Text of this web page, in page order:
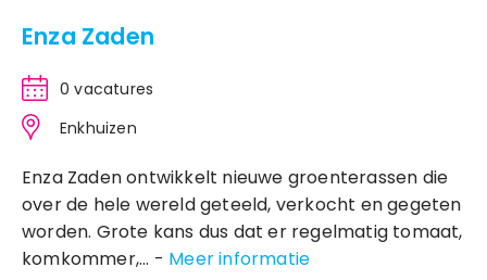
Enza Zaden
0 vacatures
Enkhuizen
Enza Zaden ontwikkelt nieuwe groenterassen die
over de hele wereld geteeld, verkocht en gegeten
worden. Grote kans dus dat er regelmatig tomaat,
komkommer,... - Meer informatie